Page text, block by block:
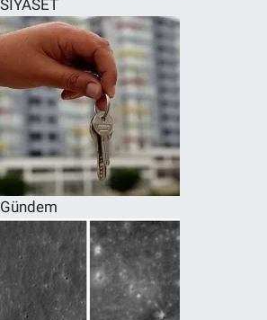
SİYASET
Gündem
SPOR
RESMİ İLANLAR